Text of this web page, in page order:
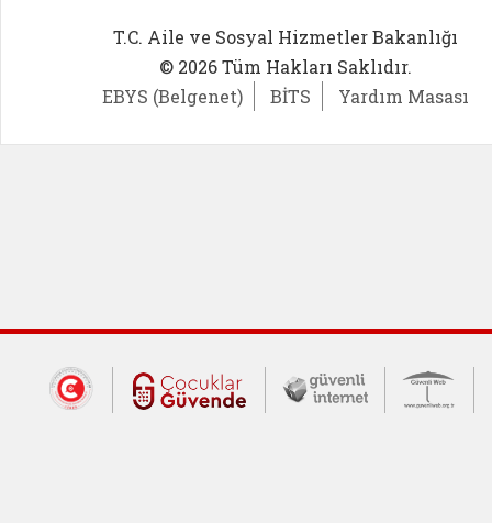
T.C. Aile ve Sosyal Hizmetler Bakanlığı
© 2026 Tüm Hakları Saklıdır.
EBYS (Belgenet)
BİTS Yardım Masası
Dış Bağlantılar
Cumhurbaşkanlığı İletişim Merkezi
Çocuklar Güvende (yeni
Güvenli